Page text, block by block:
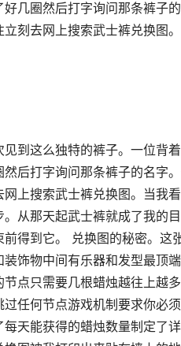
几圈然后打字询问那条裤子
刻去网上搜索武士裤兑换图
到这么独特的裤子。一位背
后打字询问那条裤子的名字
上搜索武士裤兑换图。当我
从那天起武士裤就成了我的
得到它。 兑换图的秘密。这
饰物中间有乐器和发型最顶
点只需要几根蜡烛越往上越
任何节点游戏机制要求你必
天能获得的蜡烛数量制定了